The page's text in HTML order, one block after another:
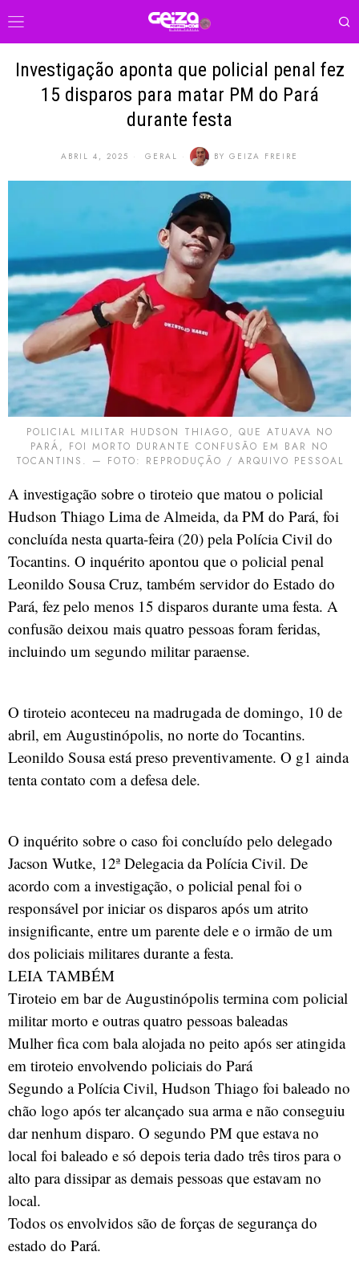
Investigação aponta que policial penal fez
15 disparos para matar PM do Pará
durante festa
ABRIL 4, 2025 GERAL BY GEIZA FREIRE
POLICIAL MILITAR HUDSON THIAGO, QUE ATUAVA NO
PARÁ, FOI MORTO DURANTE CONFUSÃO EM BAR NO
TOCANTINS. — FOTO: REPRODUÇÃO / ARQUIVO PESSOAL
A investigação sobre o tiroteio que matou o policial
Hudson Thiago Lima de Almeida, da PM do Pará, foi
concluída nesta quarta-feira (20) pela Polícia Civil do
Tocantins. O inquérito apontou que o policial penal
Leonildo Sousa Cruz, também servidor do Estado do
Pará, fez pelo menos 15 disparos durante uma festa. A
confusão deixou mais quatro pessoas foram feridas,
incluindo um segundo militar paraense.
O tiroteio aconteceu na madrugada de domingo, 10 de
abril, em Augustinópolis, no norte do Tocantins.
Leonildo Sousa está preso preventivamente. O g1 ainda
tenta contato com a defesa dele.
O inquérito sobre o caso foi concluído pelo delegado
Jacson Wutke, 12ª Delegacia da Polícia Civil. De
acordo com a investigação, o policial penal foi o
responsável por iniciar os disparos após um atrito
insignificante, entre um parente dele e o irmão de um
dos policiais militares durante a festa.
LEIA TAMBÉM
Tiroteio em bar de Augustinópolis termina com policial
militar morto e outras quatro pessoas baleadas
Mulher fica com bala alojada no peito após ser atingida
em tiroteio envolvendo policiais do Pará
Segundo a Polícia Civil, Hudson Thiago foi baleado no
chão logo após ter alcançado sua arma e não conseguiu
dar nenhum disparo. O segundo PM que estava no
local foi baleado e só depois teria dado três tiros para o
alto para dissipar as demais pessoas que estavam no
local.
Todos os envolvidos são de forças de segurança do
estado do Pará.